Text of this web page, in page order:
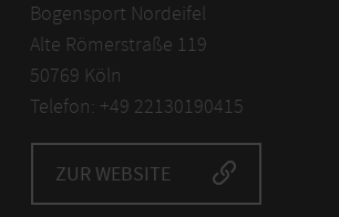
Bogensport Nordeifel
Alte Römerstraße 119
50769 Köln
Telefon: +49 22130190415
ZUR WEBSITE